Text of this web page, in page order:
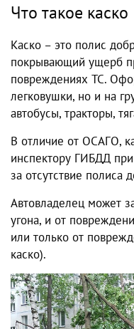
Что такое каско
Каско – это полис
покрывающий ущерб
повреждениях ТС.
легковушки, но и на
автобусы, тракторы,
В отличие от ОСАГО,
инспектору ГИБДД
за отсутствие полиса
Автовладелец может
угона, и от
или только от
каско).